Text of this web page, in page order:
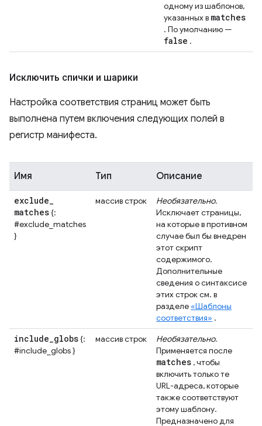
одному из шаблонов,
указанных в matches
. По умолчанию —
false .
Исключить спички и шарики
Настройка соответствия страниц может быть
выполнена путем включения следующих полей в
регистр манифеста.
Имя Тип Описание
exclude_
matches{:
#exclude_matches
}
массив строк
Необязательно.
Исключает страницы,
на которые в противном
случае был бы внедрен
этот скрипт
содержимого.
Дополнительные
сведения о синтаксисе
этих строк см. в
разделе«Шаблоны
соответствия» .
include_globs{:
#include_globs }
массив строк
Необязательно.
Применяется после
matches , чтобы
включить только те
URL-адреса, которые
также соответствуют
этому шаблону.
Предназначено для